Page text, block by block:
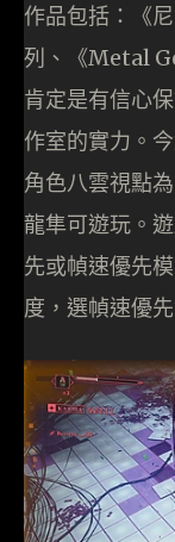
作品包括：《
列、《Metal
肯定是有信心
作室的實力。
角色八雲視點
龍隼可遊玩。
先或幀速優先
度，選幀速優